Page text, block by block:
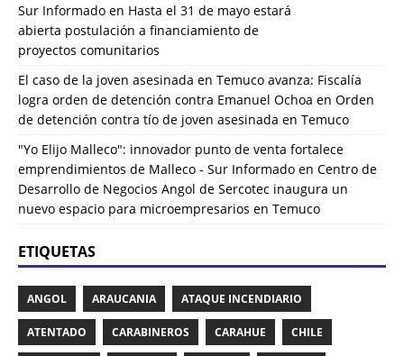
Sur Informado en Hasta el 31 de mayo estará
abierta postulación a financiamiento de
proyectos comunitarios
El caso de la joven asesinada en Temuco avanza: Fiscalía
logra orden de detención contra Emanuel Ochoa en Orden
de detención contra tío de joven asesinada en Temuco
"Yo Elijo Malleco": innovador punto de venta fortalece
emprendimientos de Malleco - Sur Informado en Centro de
Desarrollo de Negocios Angol de Sercotec inaugura un
nuevo espacio para microempresarios en Temuco
ETIQUETAS
ANGOL ARAUCANIA ATAQUE INCENDIARIO
ATENTADO CARABINEROS CARAHUE CHILE